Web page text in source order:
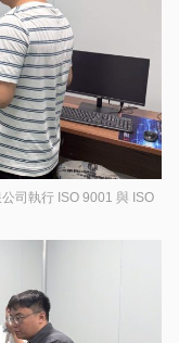
司執行 ISO 9001 與 ISO